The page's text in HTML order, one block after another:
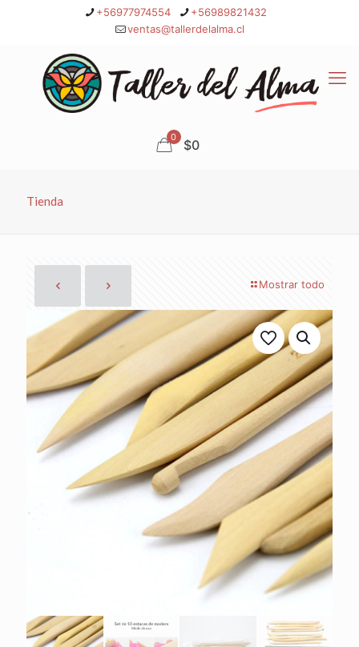
+56977974554
+56989821432
ventas@tallerdelalma.cl
0 $0
Tienda
Mostrar todo